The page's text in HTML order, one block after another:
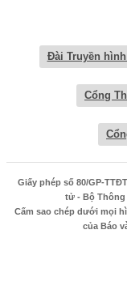
Đài Truyền
Cổng
Giấy phép số 80/GP-
tử - Bộ Thông
Cấm sao chép dưới mọi
của Báo